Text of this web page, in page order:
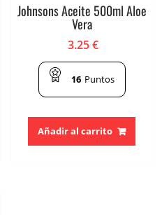
Johnsons Aceite 500ml Aloe
Vera
3.25€
16 Puntos
Añadir al carrito